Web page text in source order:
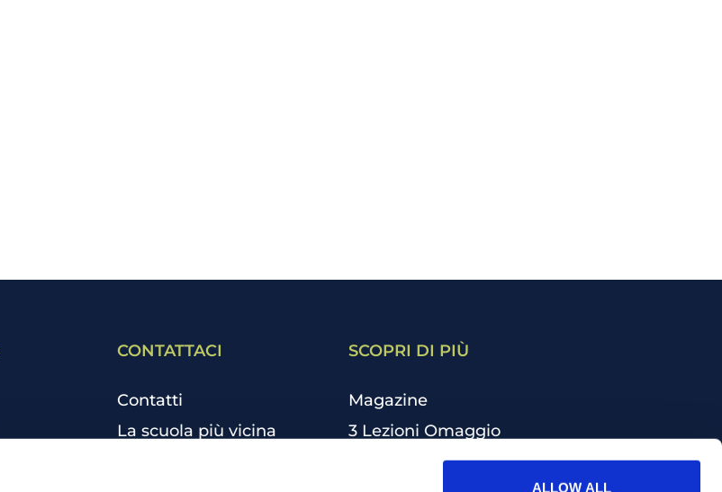
ALLOW ALL
CONTATTACI
Contatti
La scuola più vicina
SCOPRI DI PIÙ
Magazine
3 Lezioni Omaggio